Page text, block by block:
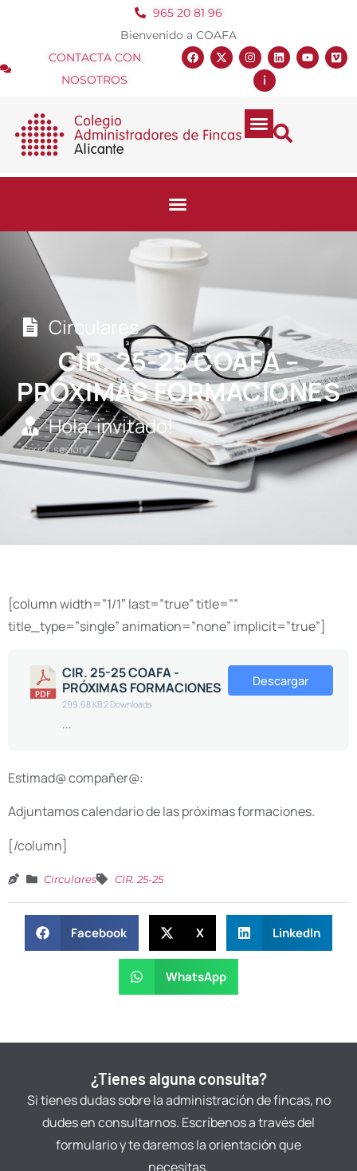
965 20 81 96
Bienvenido a COAFA
CONTACTA CON
NOSOTROS
Circulares
CIR. 25-25 COAFA –
PRÓXIMAS FORMACIONES
Hola, invitado!
Cerrar sesión
[column width=”1/1″ last=”true” title=””
title_type=”single” animation=”none” implicit=”true”]
CIR. 25-25 COAFA -
PRÓXIMAS FORMACIONES
299.68 KB2 Downloads
...
Descargar
Estimad@ compañer@:
Adjuntamos calendario de las próximas formaciones.
[/column]
Circulares CIR. 25-25
Facebook X LinkedIn
WhatsApp
¿Tienes alguna consulta?
Si tienes dudas sobre la administración de fincas, no
dudes en consultarnos. Escríbenos a través del
formulario y te daremos la orientación que
necesitas.